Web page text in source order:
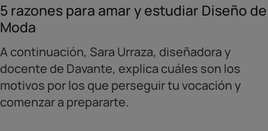
5 razones para amar y estudiar Diseño de
Moda
A continuación, Sara Urraza, diseñadora y
docente de Davante, explica cuáles son los
motivos por los que perseguir tu vocación y
comenzar a prepararte.